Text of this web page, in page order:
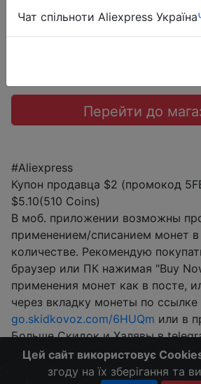
Промокод:
Перейти до
#Aliexpress
Купон продавца $2 (промокод
$5.10(510 Coins)
В моб. приложении возможны
применением/списанием монет
количестве. Рекомендую
браузер или ПК нажимая "Buy
применения монет как в посте,
через вкладку монеты по ссылке
go.skidkovoz.com/6HUQm или в
Больше Скидок и Халявы в
t.me/%2B8jHVizJO6XY3M2Qy
Цей сайт використовує
згоду на їх зберігання та
Чат спільноти Aliexpress Україна